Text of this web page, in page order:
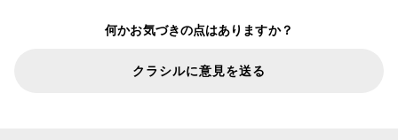
何かお気づきの点はありますか？
クラシルに意見を送る